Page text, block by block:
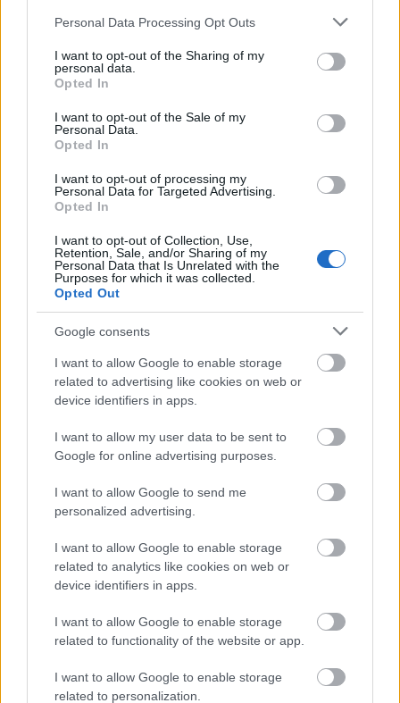
Please note that this website/app uses one or more Google
not limited to your visit or usage behaviour. You may click to
grant or deny consent to Google and its third-party tags to
use your data for below specified purposes in below Google
consent section.
Personal Data Processing Opt Outs
I want to opt-out of the Sharing of my
personal data.
Opted In
I want to opt-out of the Sale of my
Personal Data.
Opted In
I want to opt-out of processing my
Personal Data for Targeted Advertising.
Opted In
I want to opt-out of Collection, Use,
Retention, Sale, and/or Sharing of my
Personal Data that Is Unrelated with the
Purposes for which it was collected.
Opted Out
Google consents
I want to allow Google to enable storage
related to advertising like cookies on web or
device identifiers in apps.
I want to allow my user data to be sent to
Google for online advertising purposes.
I want to allow Google to send me
personalized advertising.
I want to allow Google to enable storage
related to analytics like cookies on web or
device identifiers in apps.
I want to allow Google to enable storage
related to functionality of the website or app.
I want to allow Google to enable storage
related to personalization.
otthonában.
Film Magyar film
SZEMBE MERSZ NÉZNI AZZAL, AKIVÉ
ONE MORE LIKE: A MAGYAR SPORTDRÁMA, AMI
NÉGY TITOKZATOS FŐHŐS EGY LAKÁSBAN -
ISMERD MEG KÖZELEBBRŐL AZ EGYKUTYA